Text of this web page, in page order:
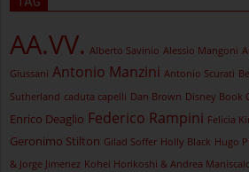
AA.VV. Alberto Savinio Alessio Mangoni
Giussani Antonio Manzini Antonio Scurati
Sutherland caduta capelli Dan Brown Disney Book
Enrico Deaglio Federico Rampini Felicia
Geronimo Stilton Gilad Soffer Holly Black Hugo
& Jorge Jimenez Kohei Horikoshi & Andrea